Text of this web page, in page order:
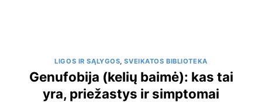
LIGOS IR SĄLYGOS,SVEIKATOS BIBLIOTEKA
Genufobija (kelių baimė): kas tai
yra, priežastys ir simptomai